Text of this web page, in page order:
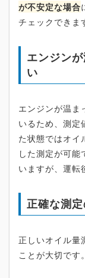
が不安定な場合
チェックできま
エンジン
い
エンジンが温ま
いるため、測定
た状態ではオイ
した測定が可能
いますが、運転
正確な測
正しいオイル量
ことが大切です。